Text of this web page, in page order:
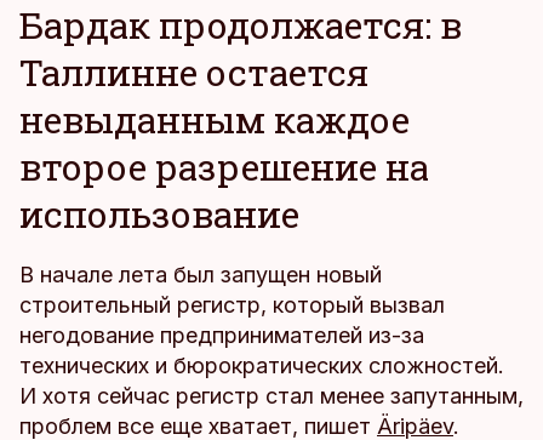
Бардак продолжается: в
Таллинне остается
невыданным каждое
второе разрешение на
использование
В начале лета был запущен новый
строительный регистр, который вызвал
негодование предпринимателей из-за
технических и бюрократических сложностей.
И хотя сейчас регистр стал менее запутанным,
проблем все еще хватает, пишет Äripäev.